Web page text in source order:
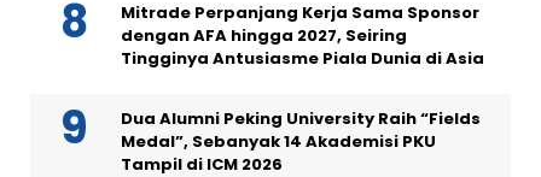
Mitrade Perpanjang Kerja Sama Sponsor
dengan AFA hingga 2027, Seiring
Tingginya Antusiasme Piala Dunia di Asia
Dua Alumni Peking University Raih “Fields
Medal”, Sebanyak 14 Akademisi PKU
Tampil di ICM 2026